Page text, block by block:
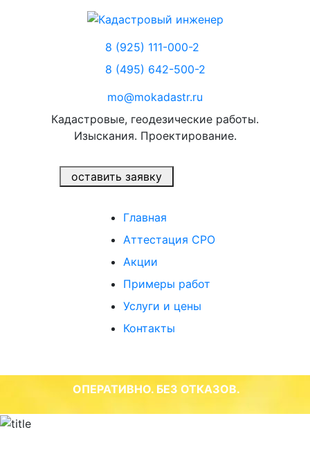
8 (925) 111-000-2
8 (495) 642-500-2
mo@mokadastr.ru
Кадастровые, геодезические работы.
Изыскания. Проектирование.
оставить заявку
Главная
Аттестация СРО
Акции
Примеры работ
Услуги и цены
Контакты
ОПЕРАТИВНО. БЕЗ ОТКАЗОВ.